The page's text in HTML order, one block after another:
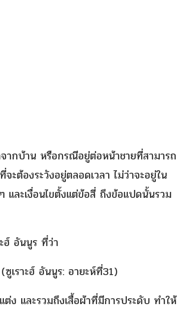
ากบ้าน หรือกรณีอยู่ต่อหน้าชายที่สามารถ
ะต้องระวังอยู่ตลอดเวลา ไม่ว่าจะอยู่ใน
ละเงื่อนไขตั้งแต่ข้อสี่ ถึงข้อแปดนั้นรวม
ฮ์ อันนูร ที่ว่า
(ซูเราะฮ์ อันนูร: อายะห์ที่31)
ละรวมถึงเสื้อผ้าที่มีการประดับ ทำให้